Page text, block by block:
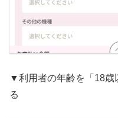
▼利用者の年齢を「18歳
る